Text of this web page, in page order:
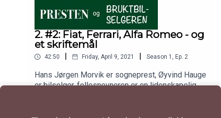
2. #2: Fiat, Ferrari, Alfa Romeo - og
et skriftemål
42:50 Friday, April 9, 2021 Season 1 , Ep. 2
Hans Jørgen Morvik er sogneprest, Øyvind Hauge
er bilselger, fellesnevneren er en lidenskapelig